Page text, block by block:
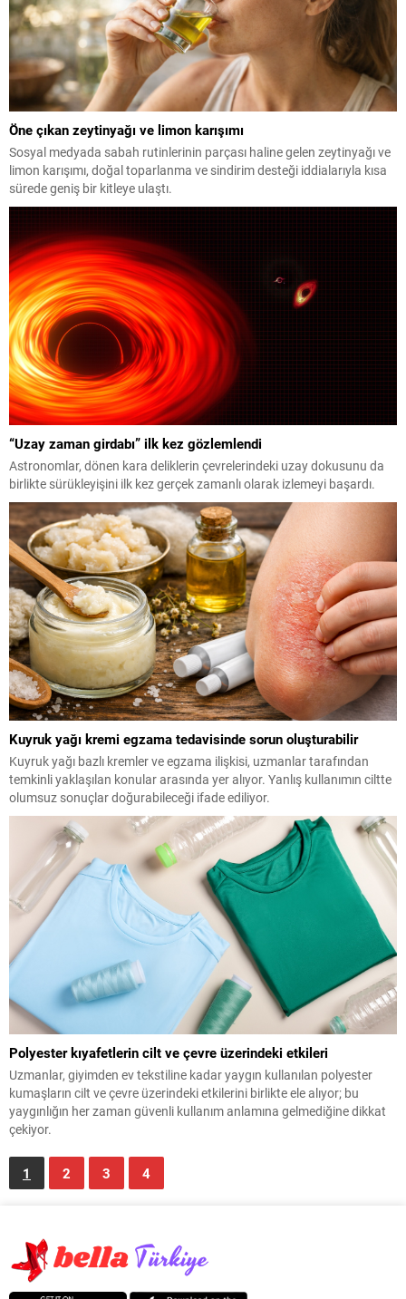
Öne çıkan zeytinyağı ve limon karışımı
Sosyal medyada sabah rutinlerinin parçası haline gelen zeytinyağı ve
limon karışımı, doğal toparlanma ve sindirim desteği iddialarıyla kısa
sürede geniş bir kitleye ulaştı.
“Uzay zaman girdabı” ilk kez gözlemlendi
Astronomlar, dönen kara deliklerin çevrelerindeki uzay dokusunu da
birlikte sürükleyişini ilk kez gerçek zamanlı olarak izlemeyi başardı.
Kuyruk yağı kremi egzama tedavisinde sorun oluşturabilir
Kuyruk yağı bazlı kremler ve egzama ilişkisi, uzmanlar tarafından
temkinli yaklaşılan konular arasında yer alıyor. Yanlış kullanımın ciltte
olumsuz sonuçlar doğurabileceği ifade ediliyor.
Polyester kıyafetlerin cilt ve çevre üzerindeki etkileri
Uzmanlar, giyimden ev tekstiline kadar yaygın kullanılan polyester
kumaşların cilt ve çevre üzerindeki etkilerini birlikte ele alıyor; bu
yaygınlığın her zaman güvenli kullanım anlamına gelmediğine dikkat
çekiyor.
1 2 3 4